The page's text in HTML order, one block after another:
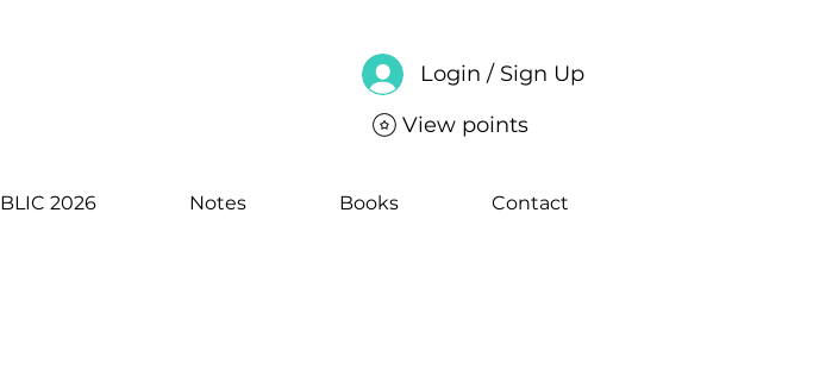
View points
Login / Sign Up
BLIC 2026 Notes Books Contact